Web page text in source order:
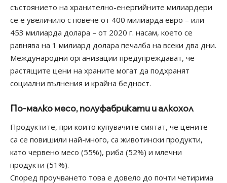
състоянието на хранително-енергийните милиардери
се е увеличило с повече от 400 милиарда евро – или
453 милиарда долара – от 2020 г. насам, което се
равнява на 1 милиард долара печалба на всеки два дни.
Международни организации предупреждават, че
растящите цени на храните могат да подхранят
социални вълнения и крайна бедност.
По-малко месо, полуфабрикати и алкохол
Продуктите, при които купувачите смятат, че цените
са се повишили най-много, са животински продукти,
като червено месо (55%), риба (52%) и млечни
продукти (51%).
Според проучването това е довело до почти четирима